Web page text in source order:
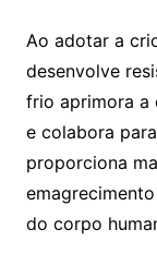
Ao adotar a
desenvolve
frio aprimora a
e colabora
proporciona
do corpo